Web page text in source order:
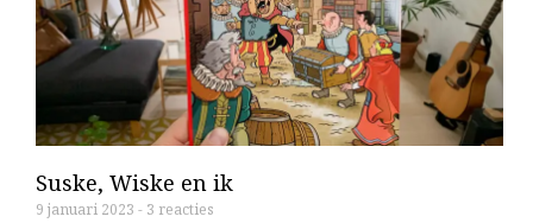
Suske, Wiske en ik
9 januari 2023 3 reacties